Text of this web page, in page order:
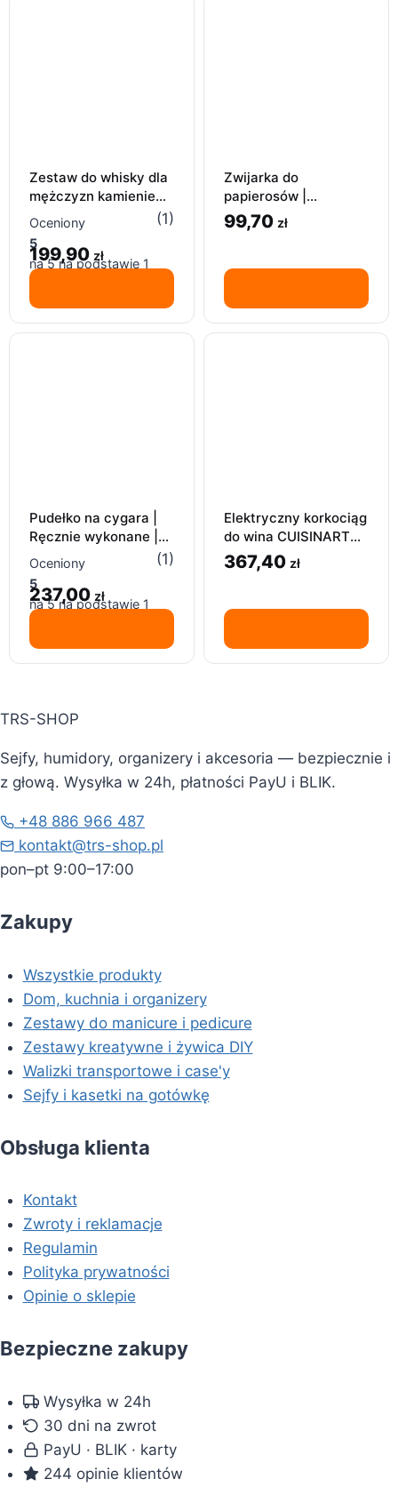
Zestaw do whisky dla
mężczyzn kamienie
granitowe + 2 szklanki
+ akcesoria
Oceniony
5
na 5 na podstawie 1
(1)
199,90 zł
Zwijarka do
papierosów |
Germanus | Metalowa
6-8mm
99,70 zł
Pudełko na cygara |
Ręcznie wykonane |
HUMIDOR
Oceniony
5
na 5 na podstawie 1
(1)
237,00 zł
Elektryczny korkociąg
do wina CUISINART
Na prezent
367,40 zł
TRS-SHOP
Sejfy, humidory, organizery i akcesoria — bezpiecznie i
z głową. Wysyłka w 24h, płatności PayU i BLIK.
+48 886 966 487
kontakt@trs-shop.pl
pon–pt 9:00–17:00
Zakupy
Wszystkie produkty
Dom, kuchnia i organizery
Zestawy do manicure i pedicure
Zestawy kreatywne i żywica DIY
Walizki transportowe i case'y
Sejfy i kasetki na gotówkę
Obsługa klienta
Kontakt
Zwroty i reklamacje
Regulamin
Polityka prywatności
Opinie o sklepie
Bezpieczne zakupy
Wysyłka w 24h
30 dni na zwrot
PayU · BLIK · karty
244 opinie klientów